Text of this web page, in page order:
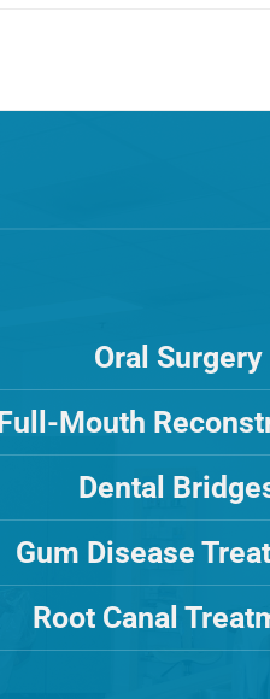
Oral Surgery
Mouth
Dental
Gum Disease
Root Canal